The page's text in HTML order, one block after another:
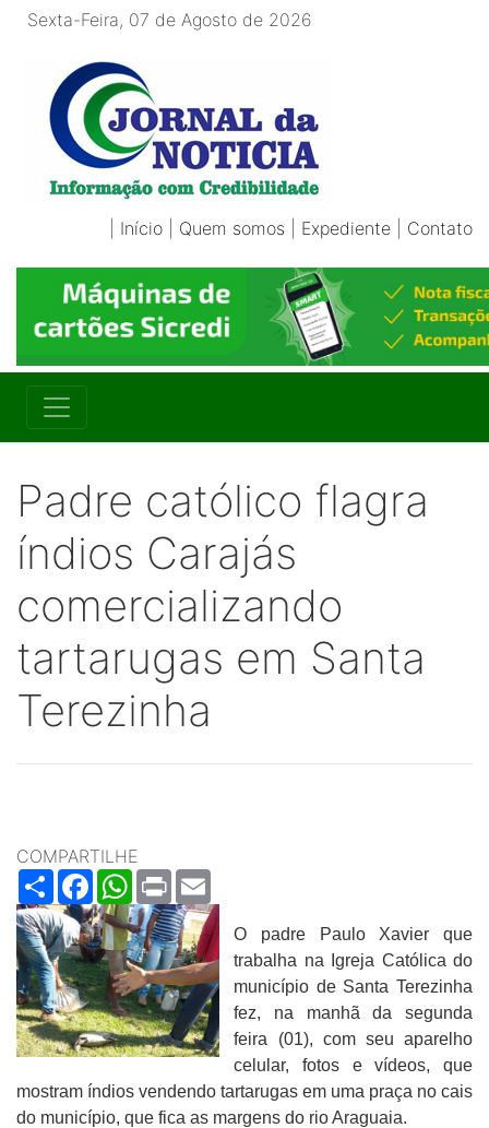
Sexta-Feira, 07 de Agosto de 2026
Início Quem somos Expediente Contato
Padre católico flagra
índios Carajás
comercializando
tartarugas em Santa
Terezinha
COMPARTILHE
ShareFacebookWhatsApp
Print
O padre Paulo Xavier que
trabalha na Igreja Católica do
município de Santa Terezinha
fez, na manhã da segunda
feira (01), com seu aparelho
celular, fotos e vídeos, que
mostram índios vendendo tartarugas em uma praça no cais
do município, que fica as margens do rio Araguaia.